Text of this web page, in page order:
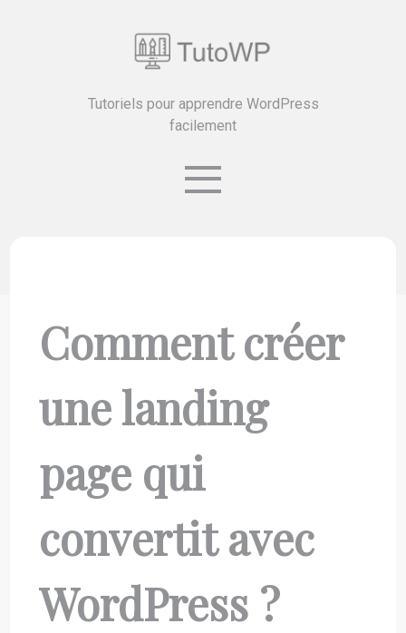
Tutoriels pour apprendre WordPress
facilement
Comment créer
une landing
page qui
convertit avec
WordPress ?